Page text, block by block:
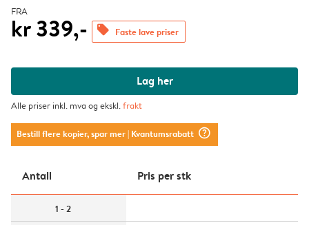
FRA
kr 339,- offers Faste lave priser
Lag her
Alle priser inkl. mva og ekskl.frakt
Bestill flere kopier, spar mer| Kvantumsrabatt question_mark_circle
Antall Pris per stk
1 - 2